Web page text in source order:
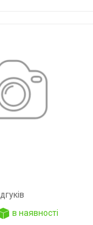
в наявності